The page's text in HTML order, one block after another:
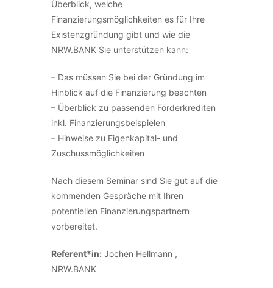
Überblick, welche
Finanzierungsmöglichkeiten es für Ihre
Existenzgründung gibt und wie die
NRW.BANK Sie unterstützen kann:
– Das müssen Sie bei der Gründung im
Hinblick auf die Finanzierung beachten
– Überblick zu passenden Förderkrediten
inkl. Finanzierungsbeispielen
– Hinweise zu Eigenkapital- und
Zuschussmöglichkeiten
Nach diesem Seminar sind Sie gut auf die
kommenden Gespräche mit Ihren
potentiellen Finanzierungspartnern
vorbereitet.
Referent*in: Jochen Hellmann ,
NRW.BANK